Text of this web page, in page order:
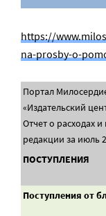
https://
na-prosby-o-
Портал
«Издательский
Отчет о расходах
редакции за июль
ПОСТУПЛЕНИЯ
Поступления от